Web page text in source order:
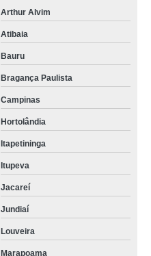
Arthur Alvim
Atibaia
Bauru
Bragança Paulista
Campinas
Hortolândia
Itapetininga
Itupeva
Jacareí
Jundiaí
Louveira
Marapoama